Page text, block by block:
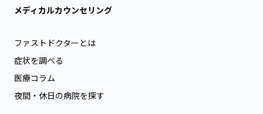
メディカルカウンセリング
ファストドクターとは
症状を調べる
医療コラム
夜間・休日の病院を探す